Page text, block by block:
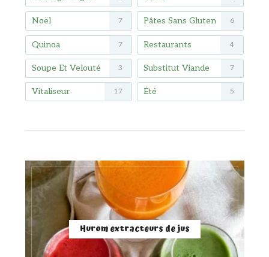
Noël 7 Pâtes Sans Gluten 6
Quinoa 7 Restaurants 4
Soupe Et Velouté 3 Substitut Viande 7
Vitaliseur 17 Été 5
Hurom extracteurs de jus